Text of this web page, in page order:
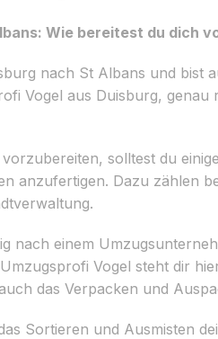
Wie bereitest du dich
nach St Albans und bist
Vogel aus Duisburg,
solltest du
anzufertigen. Dazu zählen
nach einem
Vogel steht dir
das Verpacken und
Sortieren und Ausmisten